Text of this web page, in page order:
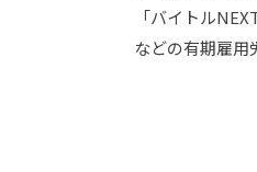
「バイトル
などの有期雇用